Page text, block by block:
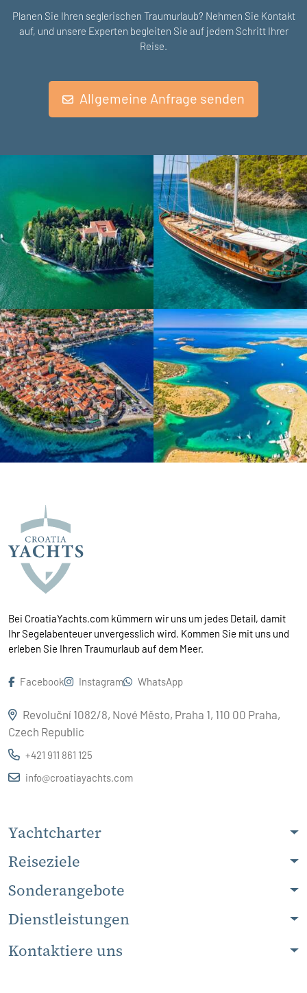
Planen Sie Ihren seglerischen Traumurlaub? Nehmen Sie Kontakt
auf, und unsere Experten begleiten Sie auf jedem Schritt Ihrer
Reise.
Allgemeine Anfrage senden
Bei CroatiaYachts.com kümmern wir uns um jedes Detail, damit
Ihr Segelabenteuer unvergesslich wird. Kommen Sie mit uns und
erleben Sie Ihren Traumurlaub auf dem Meer.
Facebook Instagram WhatsApp
Revoluční 1082/8, Nové Město, Praha 1, 110 00 Praha,
Czech Republic
+421 911 861 125
info@croatiayachts.com
Yachtcharter
Reiseziele
Sonderangebote
Dienstleistungen
Kontaktiere uns